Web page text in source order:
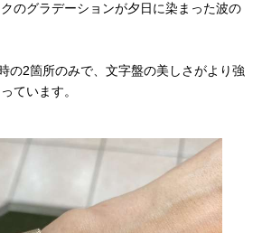
のグラデーションが夕日に染まった波の
の2箇所のみで、文字盤の美しさがより強
ています。